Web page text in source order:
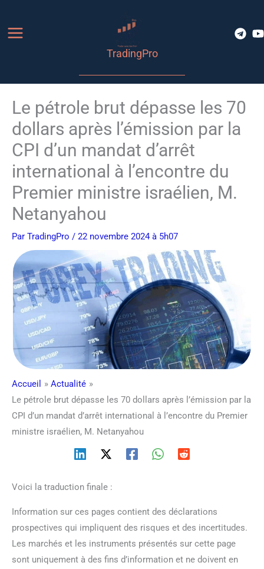
contenu
TradingPro
Le pétrole brut dépasse les 70
dollars après l’émission par la
CPI d’un mandat d’arrêt
international à l’encontre du
Premier ministre israélien, M.
Netanyahou
Par TradingPro / 22 novembre 2024 à 5h07
Accueil
Actualité
Le pétrole brut dépasse les 70 dollars après l’émission par la
CPI d’un mandat d’arrêt international à l’encontre du Premier
ministre israélien, M. Netanyahou
Voici la traduction finale :
Information sur ces pages contient des déclarations
prospectives qui impliquent des risques et des incertitudes.
Les marchés et les instruments présentés sur cette page
sont uniquement à des fins d’information et ne doivent en